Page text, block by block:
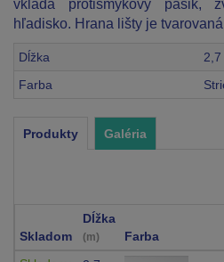
vkladá protišmykový pásik,
hľadisko. Hrana lišty je
Dĺžka 2,7
Farba
Produkty Galéria
Skladom
Dĺžka
(m) Farba